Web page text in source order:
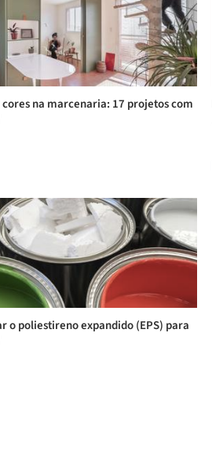
na marcenaria: 17 projetos com
o poliestireno expandido (EPS) para